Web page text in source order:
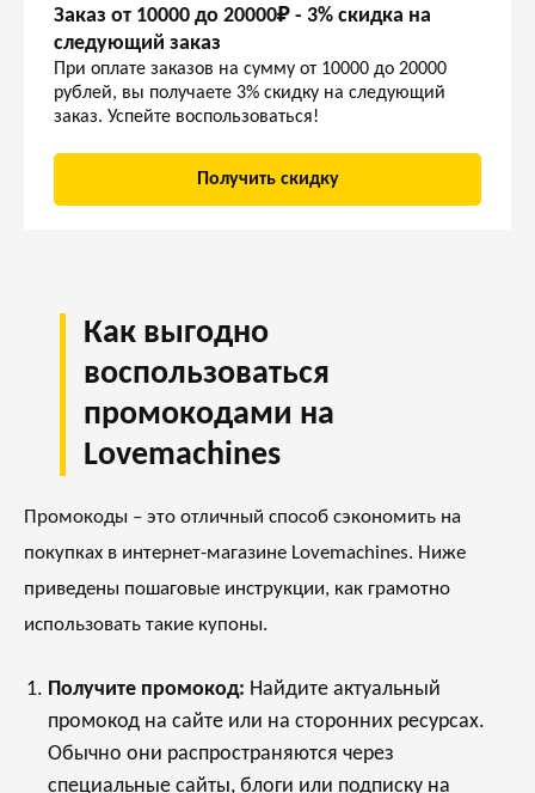
Заказ от 10000 до 20000₽ - 3% скидка на
следующий заказ
При оплате заказов на сумму от 10000 до 20000
рублей, вы получаете 3% скидку на следующий
заказ. Успейте воспользоваться!
Получить скидку
Как выгодно
воспользоваться
промокодами на
Lovemachines
Промокоды – это отличный способ сэкономить на
покупках в интернет-магазине Lovemachines. Ниже
приведены пошаговые инструкции, как грамотно
использовать такие купоны.
Получите промокод: Найдите актуальный
промокод на сайте или на сторонних ресурсах.
Обычно они распространяются через
специальные сайты, блоги или подписку на